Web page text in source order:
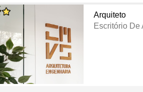
Arquiteto
Escritório De